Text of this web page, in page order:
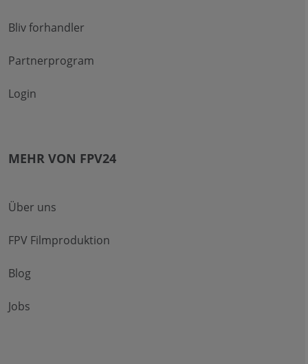
Bliv forhandler
Partnerprogram
Login
MEHR VON FPV24
Über uns
FPV Filmproduktion
Blog
Jobs